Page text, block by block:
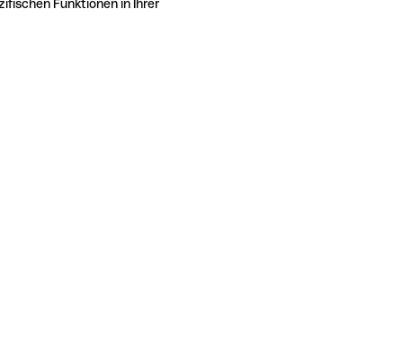
Funktionen in Ihrer